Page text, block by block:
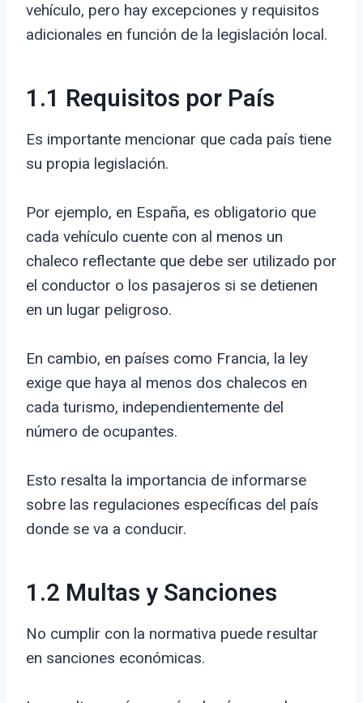
vehículo, pero hay excepciones y requisitos
adicionales en función de la legislación local.
1.1 Requisitos por País
Es importante mencionar que cada país tiene
su propia legislación.
Por ejemplo, en España, es obligatorio que
cada vehículo cuente con al menos un
chaleco reflectante que debe ser utilizado por
el conductor o los pasajeros si se detienen
en un lugar peligroso.
En cambio, en países como Francia, la ley
exige que haya al menos dos chalecos en
cada turismo, independientemente del
número de ocupantes.
Esto resalta la importancia de informarse
sobre las regulaciones específicas del país
donde se va a conducir.
1.2 Multas y Sanciones
No cumplir con la normativa puede resultar
en sanciones económicas.